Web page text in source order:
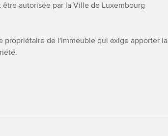
autorisée par la Ville de Luxembourg
de l'immeuble qui exige apporter la